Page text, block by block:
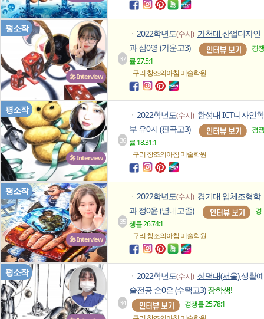
🎤 Interview
평소작
37
ㆍ 2022학년도(수시) 가천대 산업디자인
과 심0영 (가운고3)
경쟁
률 27.5:1
구리 창조의아침미술학원
🎤 Interview
평소작
36
ㆍ 2022학년도(수시) 한성대 ICT디자인학
부 유0지 (판곡고3)
경쟁
률 18.31:1
구리 창조의아침미술학원
🎤 Interview
평소작
35
ㆍ 2022학년도(수시) 경기대 입체조형학
과 정0윤 (별내고졸)
경
쟁률 26.74:1
구리 창조의아침미술학원
평소작
34
ㆍ 2022학년도(수시) 상명대(서울)생활예
술전공 손0은 (수택고3)장학생!
경쟁률 25.78:1